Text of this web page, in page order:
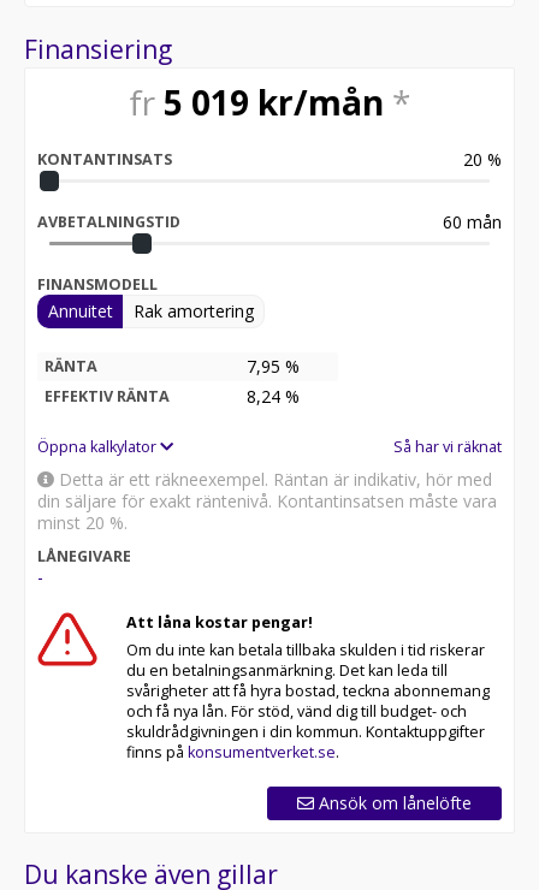
Finansiering
fr 5 019 kr/mån *
KONTANTINSATS 20 %
AVBETALNINGSTID 60 mån
FINANSMODELL
Annuitet Rak amortering
RÄNTA 7,95 %
EFFEKTIV RÄNTA 8,24 %
Öppna kalkylator Så har vi räknat
Detta är ett räkneexempel. Räntan är indikativ, hör med
din säljare för exakt räntenivå. Kontantinsatsen måste vara
minst 20 %.
LÅNEGIVARE
-
Att låna kostar pengar!
Om du inte kan betala tillbaka skulden i tid riskerar
du en betalningsanmärkning. Det kan leda till
svårigheter att få hyra bostad, teckna abonnemang
och få nya lån. För stöd, vänd dig till budget- och
skuldrådgivningen i din kommun. Kontaktuppgifter
finns på konsumentverket.se.
Ansök om lånelöfte
Du kanske även gillar